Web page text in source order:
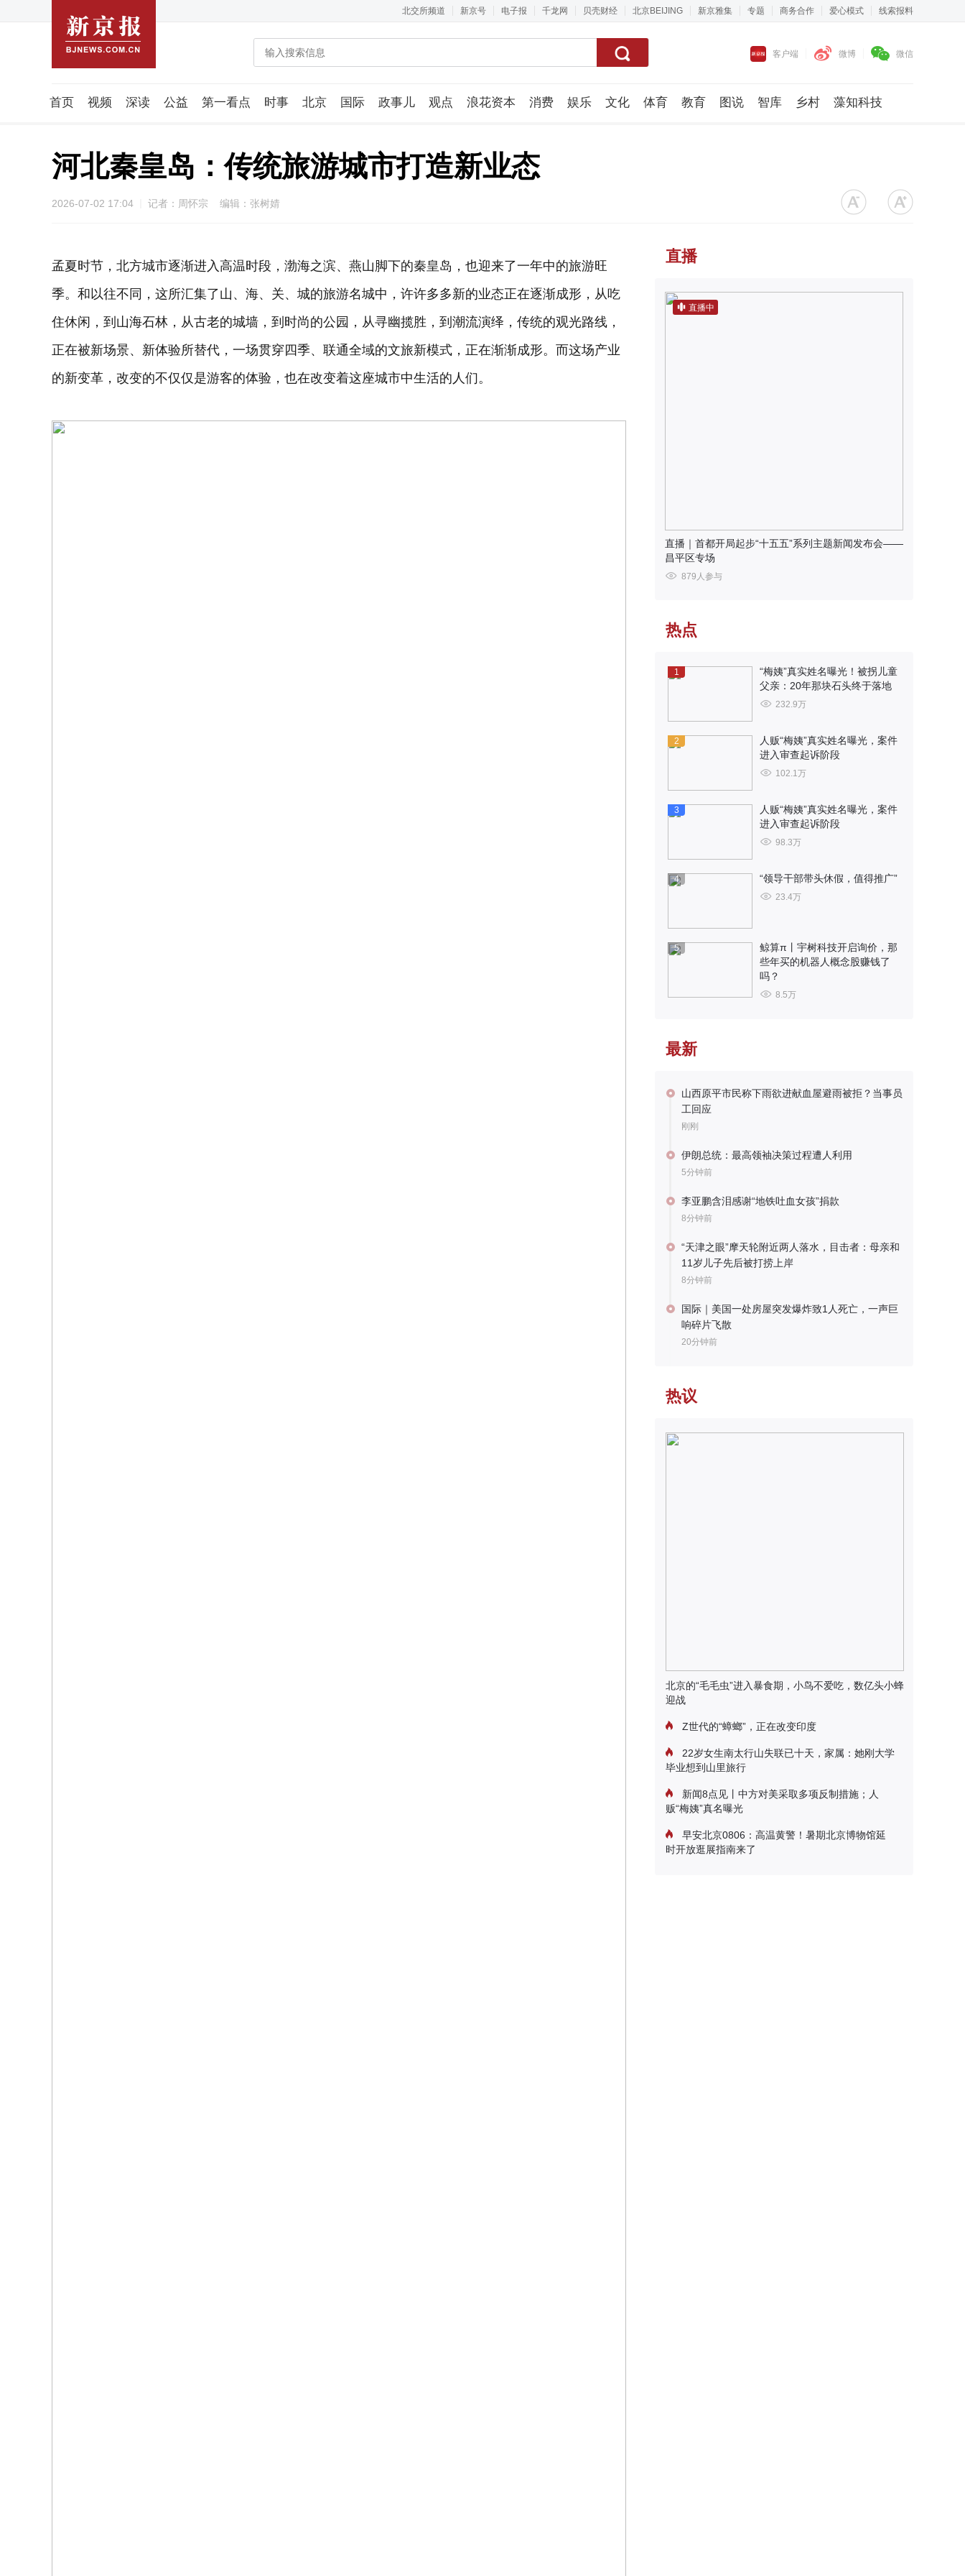
北交所频道 新京号 电子报 千龙网 贝壳财经 北京BEIJING 新京雅集 专题 商务合作 爱心模式 线索报料
客户端 微博 微信
首页 视频 深读 公益 第一看点 时事 北京 国际 政事儿 观点 浪花资本 消费 娱乐 文化 体育 教育 图说 智库 乡村 藻知科技
河北秦皇岛：传统旅游城市打造新业态
2026-07-02 17:04 记者：周怀宗 编辑：张树婧
孟夏时节，北方城市逐渐进入高温时段，渤海之滨、燕山脚下的秦皇岛，也迎来了一年中的旅游旺
季。和以往不同，这所汇集了山、海、关、城的旅游名城中，许许多多新的业态正在逐渐成形，从吃
住休闲，到山海石林，从古老的城墙，到时尚的公园，从寻幽揽胜，到潮流演绎，传统的观光路线，
正在被新场景、新体验所替代，一场贯穿四季、联通全域的文旅新模式，正在渐渐成形。而这场产业
的新变革，改变的不仅仅是游客的体验，也在改变着这座城市中生活的人们。
直播
直播中
直播｜首都开局起步“十五五”系列主题新闻发布会——
昌平区专场
879人参与
热点
1
“梅姨”真实姓名曝光！被拐儿童
父亲：20年那块石头终于落地
232.9万
2
人贩“梅姨”真实姓名曝光，案件
进入审查起诉阶段
102.1万
3
人贩“梅姨”真实姓名曝光，案件
进入审查起诉阶段
98.3万
4 “领导干部带头休假，值得推广”
23.4万
5
鲸算π丨宇树科技开启询价，那
些年买的机器人概念股赚钱了
吗？
8.5万
最新
山西原平市民称下雨欲进献血屋避雨被拒？当事员
工回应
刚刚
伊朗总统：最高领袖决策过程遭人利用
5分钟前
李亚鹏含泪感谢“地铁吐血女孩”捐款
8分钟前
“天津之眼”摩天轮附近两人落水，目击者：母亲和
11岁儿子先后被打捞上岸
8分钟前
国际｜美国一处房屋突发爆炸致1人死亡，一声巨
响碎片飞散
20分钟前
热议
北京的“毛毛虫”进入暴食期，小鸟不爱吃，数亿头小蜂
迎战
Z世代的“蟑螂”，正在改变印度
22岁女生南太行山失联已十天，家属：她刚大学
毕业想到山里旅行
新闻8点见丨中方对美采取多项反制措施；人
贩“梅姨”真名曝光
早安北京0806：高温黄警！暑期北京博物馆延
时开放逛展指南来了